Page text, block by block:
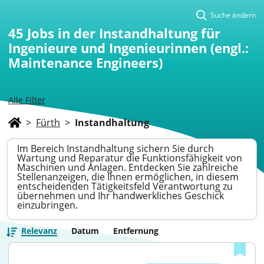
Alle Filter
Suche ändern
45 Jobs in der Instandhaltung für
Ingenieure und Ingenieurinnen (engl.:
Maintenance Engineers)
> Fürth > Instandhaltung
Im Bereich Instandhaltung sichern Sie durch
Wartung und Reparatur die Funktionsfähigkeit von
Maschinen und Anlagen. Entdecken Sie zahlreiche
Stellenanzeigen, die Ihnen ermöglichen, in diesem
entscheidenden Tätigkeitsfeld Verantwortung zu
übernehmen und Ihr handwerkliches Geschick
einzubringen.
Relevanz Datum Entfernung